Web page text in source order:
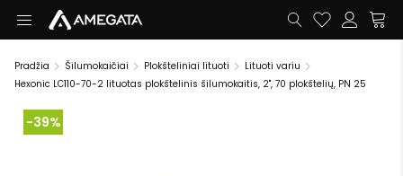
Pradžia Šilumokaičiai Plokšteliniai lituoti
Lituoti variu
Hexonic LC110-70-2 lituotas plokštelinis šilumokaitis, 2", 70 plokštelių, PN 25
-39%